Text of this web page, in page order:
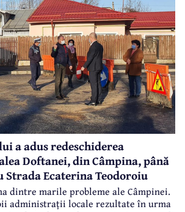
a adus redeschiderea
Doftanei, din Câmpina, până
Strada Ecaterina Teodoroiu
dintre marile probleme ale Câmpinei.
administrații locale rezultate în urma